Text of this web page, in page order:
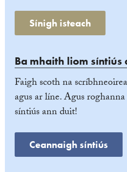
Sínigh isteach
Ba mhaith liom síntiús
Faigh scoth na
agus ar líne. Agus
síntiús ann duit!
Ceannaigh síntiús